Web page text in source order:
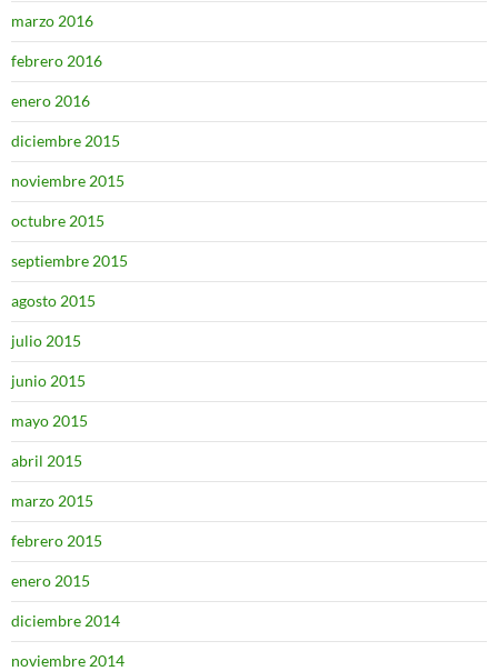
marzo 2016
febrero 2016
enero 2016
diciembre 2015
noviembre 2015
octubre 2015
septiembre 2015
agosto 2015
julio 2015
junio 2015
mayo 2015
abril 2015
marzo 2015
febrero 2015
enero 2015
diciembre 2014
noviembre 2014